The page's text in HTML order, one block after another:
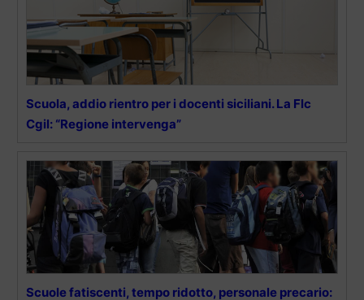
Scuola, addio rientro per i docenti siciliani. La Flc
Cgil: “Regione intervenga”
Scuole fatiscenti, tempo ridotto, personale precario: